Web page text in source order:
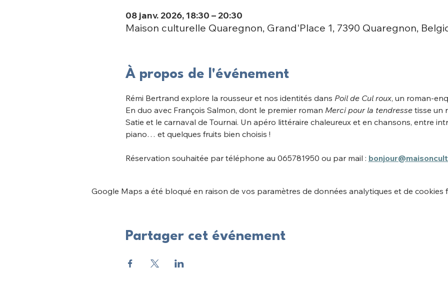
08 janv. 2026, 18:30 – 20:30
Maison culturelle Quaregnon, Grand'Place 1, 7390 Quaregnon,
À propos de l'événement
Rémi Bertrand explore la rousseur et nos identités dans Poil de Cul roux, un roman-
En duo avec François Salmon, dont le premier roman Merci pour la tendresse tisse un
Satie et le carnaval de Tournai. Un apéro littéraire chaleureux et en chansons, entre
piano… et quelques fruits bien choisis !
Réservation souhaitée par téléphone au 065781950 ou par mail :
Google Maps a été bloqué en raison de vos paramètres de données analytiques et de cookies
Partager cet événement